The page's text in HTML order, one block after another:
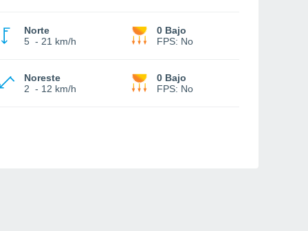
Norte
5 - 21 km/h
0 Bajo
FPS: No
Noreste
2 - 12 km/h
0 Bajo
FPS: No